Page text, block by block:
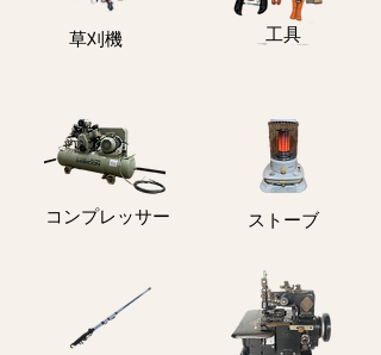
​草刈機 ​工具
コンプレッサー ストーブ